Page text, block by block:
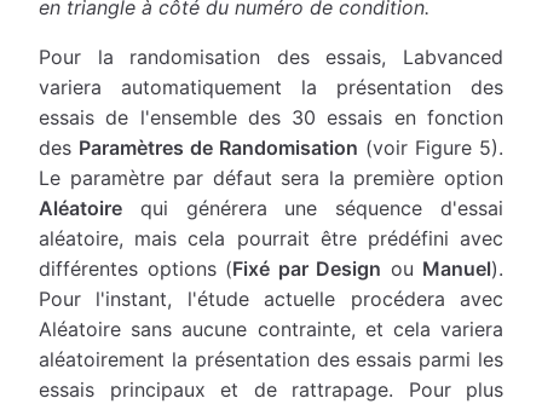
en triangle à côté du numéro de condition.
Pour la randomisation des essais, Labvanced
variera automatiquement la présentation des
essais de l'ensemble des 30 essais en fonction
des Paramètres de Randomisation (voir Figure 5).
Le paramètre par défaut sera la première option
Aléatoire qui générera une séquence d'essai
aléatoire, mais cela pourrait être prédéfini avec
différentes options (Fixé par Design ou Manuel).
Pour l'instant, l'étude actuelle procédera avec
Aléatoire sans aucune contrainte, et cela variera
aléatoirement la présentation des essais parmi les
essais principaux et de rattrapage. Pour plus